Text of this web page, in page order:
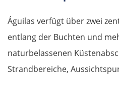
Águilas verfügt über zwei
entlang der Buchten und
naturbelassenen
Strandbereiche,
Fürstenwalde
Berlin
Lübben